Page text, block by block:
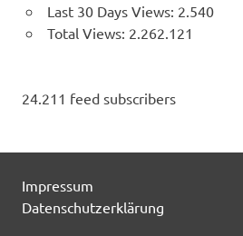
Last 30 Days Views: 2.540
Total Views: 2.262.121
24.211 feed subscribers
Impressum
Datenschutzerklärung